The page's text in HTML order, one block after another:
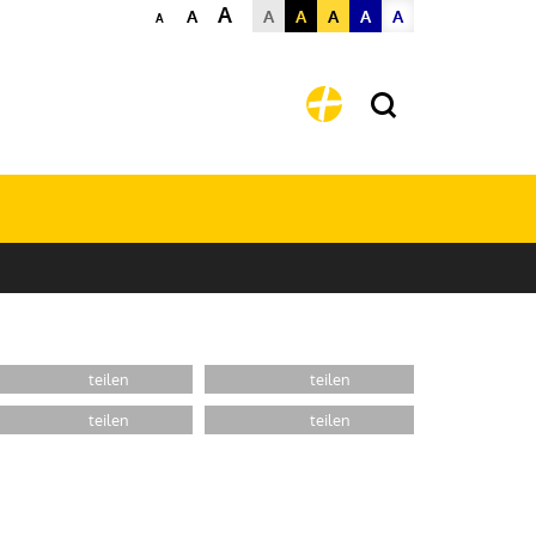
A A A A A A A A